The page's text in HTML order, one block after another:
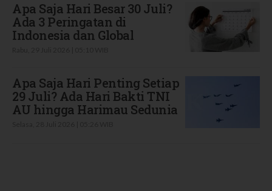
Apa Saja Hari Besar 30 Juli?
Ada 3 Peringatan di
Indonesia dan Global
Apa Saja Hari Penting Setiap
29 Juli? Ada Hari Bakti TNI
AU hingga Harimau Sedunia